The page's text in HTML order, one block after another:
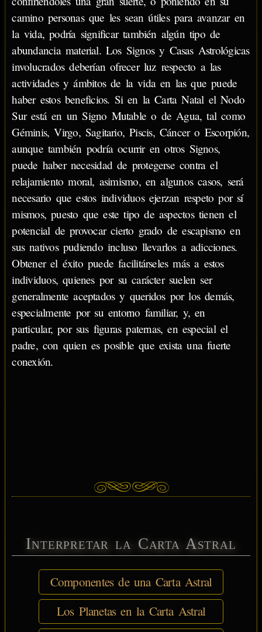
camino personas que les sean útiles para avanzar en
la vida, podría significar también algún tipo de
abundancia material. Los Signos y Casas Astrológicas
involucrados deberían ofrecer luz respecto a las
actividades y ámbitos de la vida en las que puede
haber estos beneficios. Si en la Carta Natal el Nodo
Sur está en un Signo Mutable o de Agua, tal como
Géminis, Virgo, Sagitario, Piscis, Cáncer o Escorpión,
aunque también podría ocurrir en otros Signos,
puede haber necesidad de protegerse contra el
relajamiento moral, asimismo, en algunos casos, será
necesario que estos individuos ejerzan respeto por sí
mismos, puesto que este tipo de aspectos tienen el
potencial de provocar cierto grado de escapismo en
sus nativos pudiendo incluso llevarlos a adicciones.
Obtener el éxito puede facilitárseles más a estos
individuos, quienes por su carácter suelen ser
generalmente aceptados y queridos por los demás,
especialmente por su entorno familiar, y, en
particular, por sus figuras paternas, en especial el
padre, con quien es posible que exista una fuerte
conexión.
Interpretar la Carta Astral
Componentes de una Carta Astral
Los Planetas en la Carta Astral